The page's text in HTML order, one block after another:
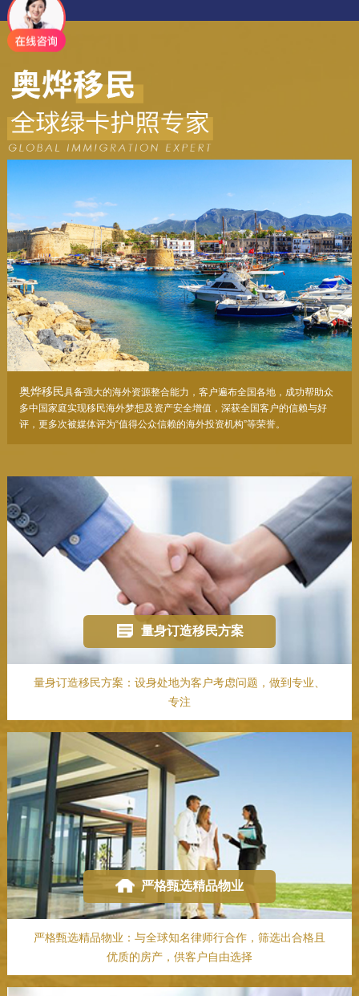
奥烨移民具备强大的海外资源整合能力，客户遍布全国各地，成功帮助众
多中国家庭实现移民海外梦想及资产安全增值，深获全国客户的信赖与好
评，更多次被媒体评为“值得公众信赖的海外投资机构”等荣誉。
量身订造移民方案
量身订造移民方案：设身处地为客户考虑问题，做到专业、
专注
严格甄选精品物业
严格甄选精品物业：与全球知名律师行合作，筛选出合格且
优质的房产，供客户自由选择